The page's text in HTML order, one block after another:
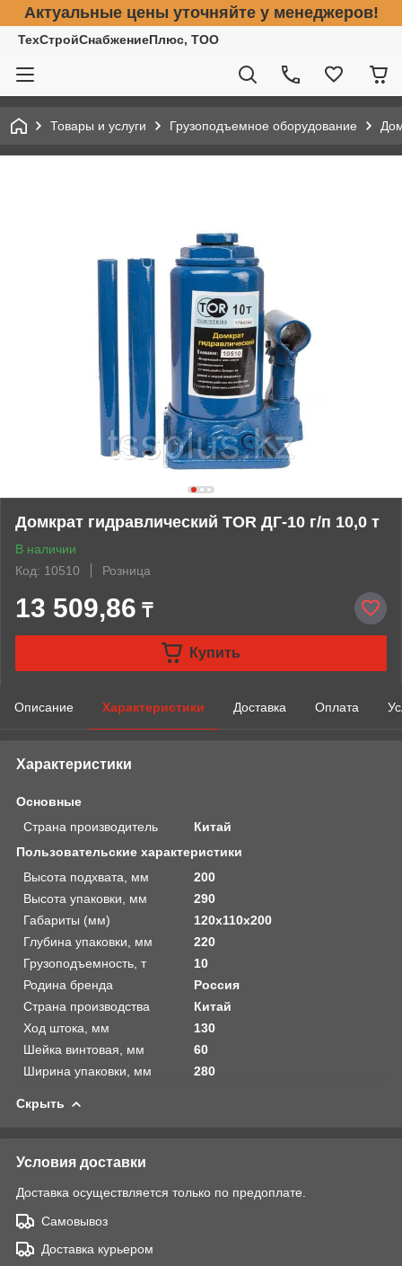
Актуальные цены уточняйте у менеджеров!
ТехСтройСнабжениеПлюс, ТОО
Товары и услуги Грузоподъемное оборудование
Домкрат гидравлический TOR ДГ-10 г/п 10,0 т
В наличии
Код: 10510
Розница
13 509,86 ₸
Купить
Описание Характеристики Доставка Оплата
Характеристики
Основные
Страна производитель
Китай
Пользовательские характеристики
Высота подхвата, мм
200
Высота упаковки, мм
290
Габариты (мм)
120х110х200
Глубина упаковки, мм
220
Грузоподъемность, т
10
Родина бренда
Россия
Страна производства
Китай
Ход штока, мм
130
Шейка винтовая, мм
60
Ширина упаковки, мм
280
Скрыть
Условия доставки
Доставка осуществляется только по предоплате.
Самовывоз
Доставка курьером